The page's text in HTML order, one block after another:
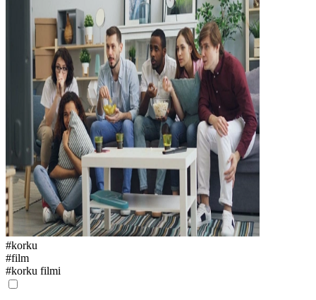
#korku
#film
#korku filmi